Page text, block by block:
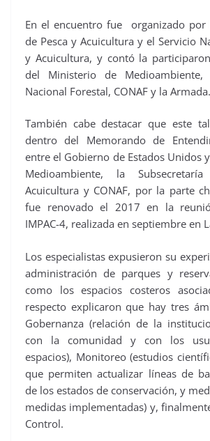
En el encuentro fue organizado por
de Pesca y Acuicultura y el Servicio
y Acuicultura, y contó la
del Ministerio de Medioambiente,
Nacional Forestal, CONAF y la Armada.
También cabe destacar que este
dentro del Memorando de
entre el Gobierno de Estados Unidos
Medioambiente, la
Acuicultura y CONAF, por la parte
fue renovado el 2017 en la
IMPAC-4, realizada en septiembre en
Los especialistas expusieron su
administración de parques y
como los espacios costeros
respecto explicaron que hay tres
Gobernanza (relación de la
con la comunidad y con los
espacios), Monitoreo (estudios
que permiten actualizar líneas de
de los estados de conservación, y
medidas implementadas) y,
Control.